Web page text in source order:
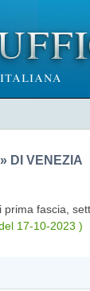
DI VENEZIA
fascia,
17-10-2023 )